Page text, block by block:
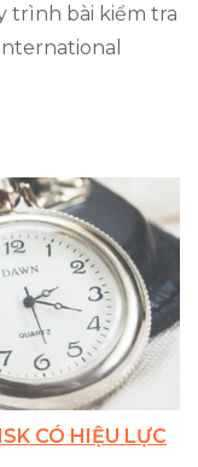
trình bài kiểm tra
CÓ HIỆU LỰC